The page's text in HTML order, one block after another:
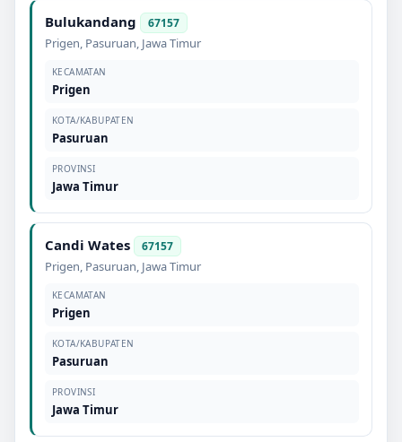
Bulukandang 67157
Prigen, Pasuruan, Jawa Timur
KECAMATAN
Prigen
KOTA/KABUPATEN
Pasuruan
PROVINSI
Jawa Timur
Candi Wates 67157
Prigen, Pasuruan, Jawa Timur
KECAMATAN
Prigen
KOTA/KABUPATEN
Pasuruan
PROVINSI
Jawa Timur